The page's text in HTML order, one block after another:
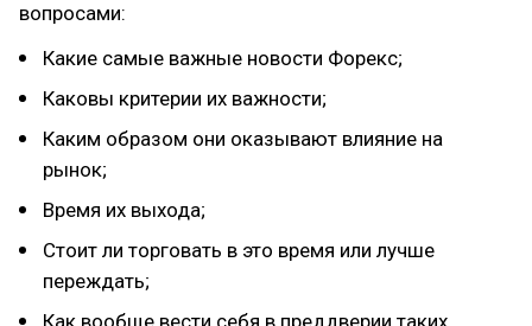
вопросами:
Какие самые важные новости Форекс;
Каковы критерии их важности;
Каким образом они оказывают влияние на
рынок;
Время их выхода;
Стоит ли торговать в это время или лучше
переждать;
Как вообще вести себя в преддверии таких